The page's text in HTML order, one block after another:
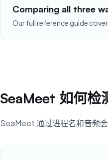
Comparing all three
Our full reference guide
SeaMeet 如何
SeaMeet 通过进程名和音频